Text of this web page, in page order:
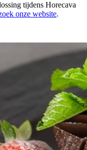
tijdens Horecava
onze website.